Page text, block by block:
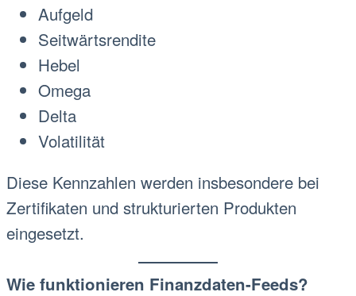
Aufgeld
Seitwärtsrendite
Hebel
Omega
Delta
Volatilität
Diese Kennzahlen werden insbesondere bei
Zertifikaten und strukturierten Produkten
eingesetzt.
Wie funktionieren Finanzdaten-Feeds?